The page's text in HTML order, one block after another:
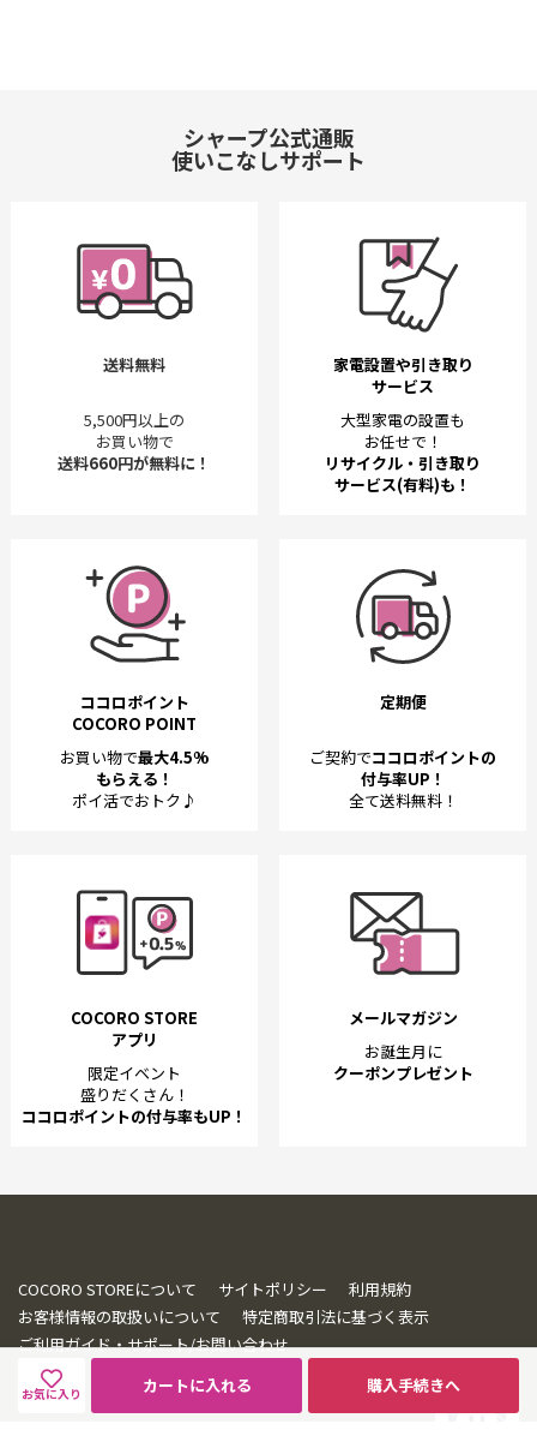
購入手続きへ
カートに入れる
お気に入り
シャープ公式通販
使いこなしサポート
送料無料
5,500円以上の
お買い物で
送料660円が無料に！
家電設置や引き取り
サービス
大型家電の設置も
お任せで！
リサイクル・引き取り
サービス(有料)も！
ココロポイント
COCORO POINT
お買い物で最大4.5%
もらえる！
ポイ活でおトク♪
定期便
ご契約でココロポイントの
付与率UP！
全て送料無料！
COCORO STORE
アプリ
限定イベント
盛りだくさん！
ココロポイントの付与率もUP！
メールマガジン
お誕生月に
クーポンプレゼント
COCORO STOREについて サイトポリシー
利用規約
お客様情報の取扱いについて
特定商取引法に基づく表示
ご利用ガイド・サポート/お問い合わせ